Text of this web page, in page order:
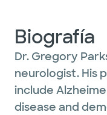
Biografía
Dr. Gregory
neurologist. His
include
disease and